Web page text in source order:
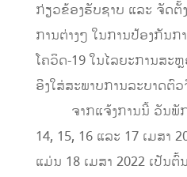
ກ່ຽວຂ້ອງຮັບຊາບ ແລະ ຈັດ
ການຕ່າງໆ ໃນການປ້ອງກັນກ
ໂຄວິດ-19 ໃນໄລຍະການສະ
ອີງໃສ່ສະພາບການລະບາດຕົ
ຈາກແຈ້ງການນີ້ ວັນພັກ
14, 15, 16 ແລະ 17 ເມສາ
ແມ່ນ 18 ເມສາ 2022 ເປັນຕົ້